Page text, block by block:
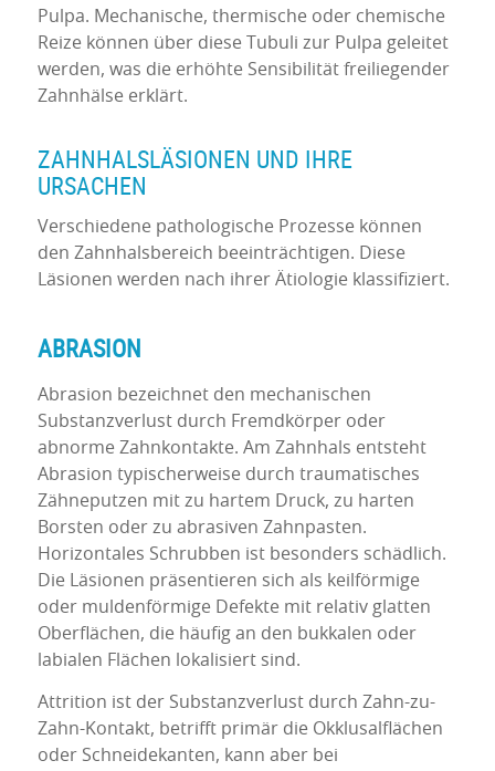
Pulpa. Mechanische, thermische oder chemische
Reize können über diese Tubuli zur Pulpa geleitet
werden, was die erhöhte Sensibilität freiliegender
Zahnhälse erklärt.
ZAHNHALSLÄSIONEN UND IHRE
URSACHEN
Verschiedene pathologische Prozesse können
den Zahnhalsbereich beeinträchtigen. Diese
Läsionen werden nach ihrer Ätiologie klassifiziert.
ABRASION
Abrasion bezeichnet den mechanischen
Substanzverlust durch Fremdkörper oder
abnorme Zahnkontakte. Am Zahnhals entsteht
Abrasion typischerweise durch traumatisches
Zähneputzen mit zu hartem Druck, zu harten
Borsten oder zu abrasiven Zahnpasten.
Horizontales Schrubben ist besonders schädlich.
Die Läsionen präsentieren sich als keilförmige
oder muldenförmige Defekte mit relativ glatten
Oberflächen, die häufig an den bukkalen oder
labialen Flächen lokalisiert sind.
Attrition ist der Substanzverlust durch Zahn-zu-
Zahn-Kontakt, betrifft primär die Okklusalflächen
oder Schneidekanten, kann aber bei